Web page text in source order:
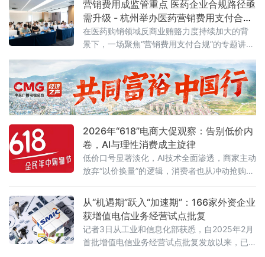
营销费用成监管重点 医药企业合规路径亟
需升级 - 杭州举办医药营销费用支付合规
专题讲座
在医药购销领域反商业贿赂力度持续加大的背
景下，一场聚焦“营销费用支付合规”的专题讲座
及合规服务等产业链各环节的50余位企业代
表，围绕两高最新司法解释及行业纠风工作要
求，深入探讨合规经营与风险防控的实践路
径。6月5日，由杭州金华商会食品药品分会主
费用支付合规问题专题讲座”在杭州市钱塘区
2026年“618”电商大促观察：告别低价内
卷，AI与理性消费成主旋律
低价口号显著淡化，AI技术全面渗透，商家主动
放弃“以价换量”的逻辑，消费者也从冲动抢购转
从“机遇期”跃入“加速期”：166家外资企业
获增值电信业务经营试点批复
记者3日从工业和信息化部获悉，自2025年2月
首批增值电信业务经营试点批复发放以来，已